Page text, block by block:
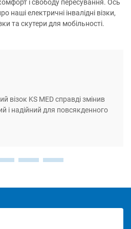
і свободу пересування. Ось
наші електричні інвалідні візки,
та скутери для мобільності.
візок KS MED справді змінив
і надійний для повсякденного